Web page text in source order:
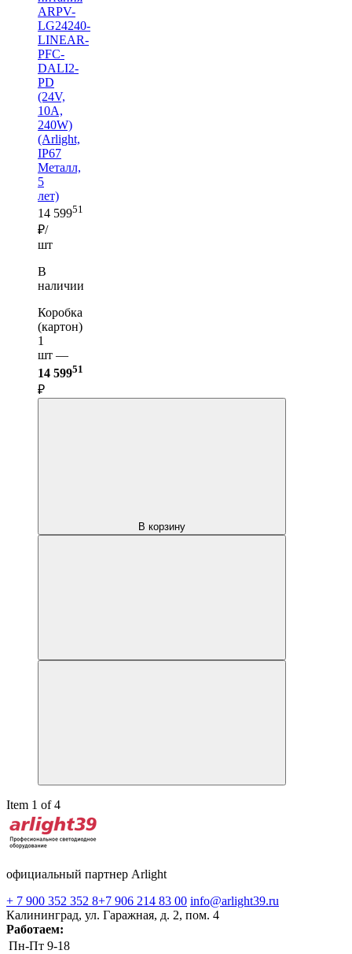
ARPV-
LG24240-
LINEAR-
PFC-
DALI2-
PD
(24V,
10A,
240W)
(Arlight,
IP67
Металл,
5
лет)
14 59951
₽/
шт
В
наличии
Коробка
(картон)
1
шт —
14 59951
₽
В корзину
Item 1 of 4
официальный партнер Arlight
+ 7 900 352 352 8+7 906 214 83 00 info@arlight39.ru
Калининград, ул. Гаражная, д. 2, пом. 4
Работаем:
Пн-Пт 9-18